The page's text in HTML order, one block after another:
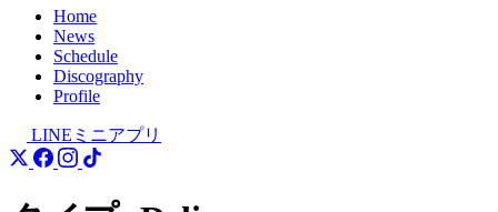
Home
News
Schedule
Discography
Profile
LINEミニアプリ